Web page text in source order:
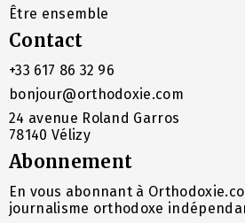
Être ensemble
Contact
+33 617 86 32 96
bonjour@orthodoxie.com
24 avenue Roland Garros
78140 Vélizy
Abonnement
En vous abonnant à
journalisme orthodoxe